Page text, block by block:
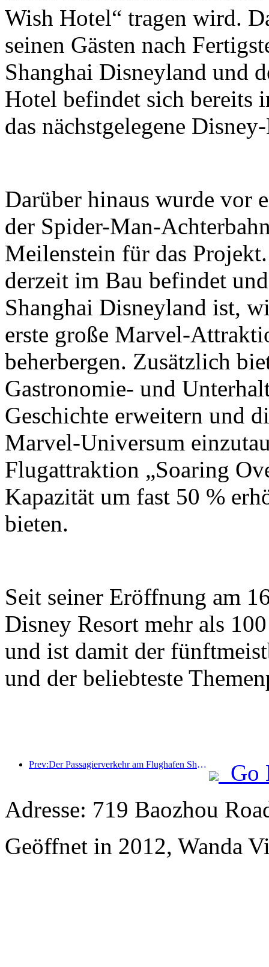
Wish Hotel“ tragen wird.
seinen Gästen nach
Shanghai Disneyland und
Hotel befindet sich bereits
das nächstgelegene
Darüber hinaus wurde vor
der Spider-Man-
Meilenstein für das
derzeit im Bau befindet
Shanghai Disneyland ist,
erste große Marvel-
beherbergen. Zusätzlich
Gastronomie- und
Geschichte erweitern und
Marvel-Universum
Flugattraktion „Soaring
Kapazität um fast 50 %
bieten.
Seit seiner Eröffnung am
Disney Resort mehr als
und ist damit der
und der beliebteste
Prev:Der Passagierverkehr am Flughafen Shenzhen hat in diesem Jahr die Marke von 3 Millionen überschritten und damit einen neuen Rekord für den gleichen Zeitraum aufgestellt.
Go
Adresse: 719 Baozhou
Geöffnet in 2012, Wanda